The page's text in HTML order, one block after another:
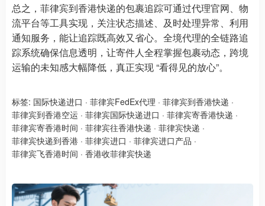
总之，菲律宾到香港快递的包裹追踪可通过代理官网、物
流平台等工具实现，关注状态描述、及时处理异常、利用
通知服务，能让追踪既高效又省心。全境代理的全链路追
踪系统确保信息透明，让寄件人全程掌握包裹动态，跨境
运输的未知感大幅降低，真正实现 “看得见的放心”。
标签: 国际快递进口 · 菲律宾FedEx代理 · 菲律宾到香港快递 ·
菲律宾到香港空运 · 菲律宾国际快递进口 · 菲律宾寄香港快递 ·
菲律宾寄香港时间 · 菲律宾往香港快递 · 菲律宾快递 ·
菲律宾快递到香港 · 菲律宾进口 · 菲律宾进口产品 ·
菲律宾飞香港时间 · 香港收菲律宾快递